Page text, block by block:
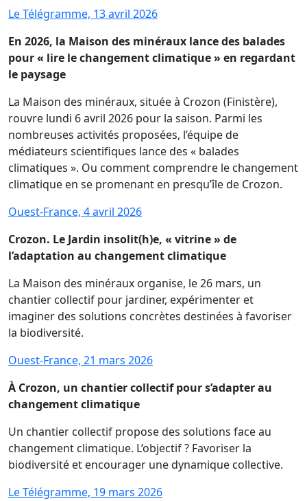
Le Télégramme, 13 avril 2026
En 2026, la Maison des minéraux lance des balades
pour « lire le changement climatique » en regardant
le paysage
La Maison des minéraux, située à Crozon (Finistère),
rouvre lundi 6 avril 2026 pour la saison. Parmi les
nombreuses activités proposées, l’équipe de
médiateurs scientifiques lance des « balades
climatiques ». Ou comment comprendre le changement
climatique en se promenant en presqu’île de Crozon.
Ouest-France, 4 avril 2026
Crozon. Le Jardin insolit(h)e, « vitrine » de
l’adaptation au changement climatique
La Maison des minéraux organise, le 26 mars, un
chantier collectif pour jardiner, expérimenter et
imaginer des solutions concrètes destinées à favoriser
la biodiversité.
Ouest-France, 21 mars 2026
À Crozon, un chantier collectif pour s’adapter au
changement climatique
Un chantier collectif propose des solutions face au
changement climatique. L’objectif ? Favoriser la
biodiversité et encourager une dynamique collective.
Le Télégramme, 19 mars 2026